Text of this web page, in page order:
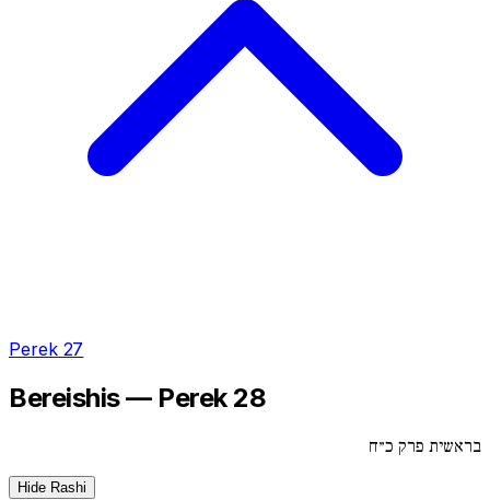
Perek 27
Bereishis — Perek 28
בראשית פרק כ״ח
Hide Rashi